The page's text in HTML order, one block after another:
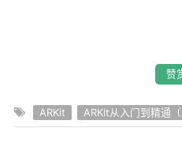
赞
ARKit ARKit从入门到精通